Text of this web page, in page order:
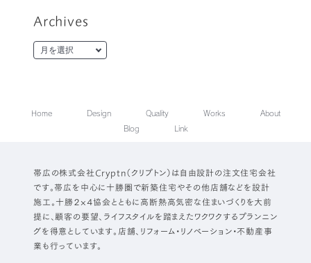
Archives
Home Design Quality Works
About
Blog
Link
帯広の株式会社Cryptn（クリプトン）は自由設計の注文住宅会社
です。帯広を中心に十勝圏で新築住宅やその他店舗などを設計
施工。十勝２×４協会とともに高断熱高気密な住まいづくりを大前
提に、顧客の要望、ライフスタイルを踏まえたワクワクするプランニン
グを得意としています。店舗、リフォーム・リノベーション・不動産事
業も行っています。